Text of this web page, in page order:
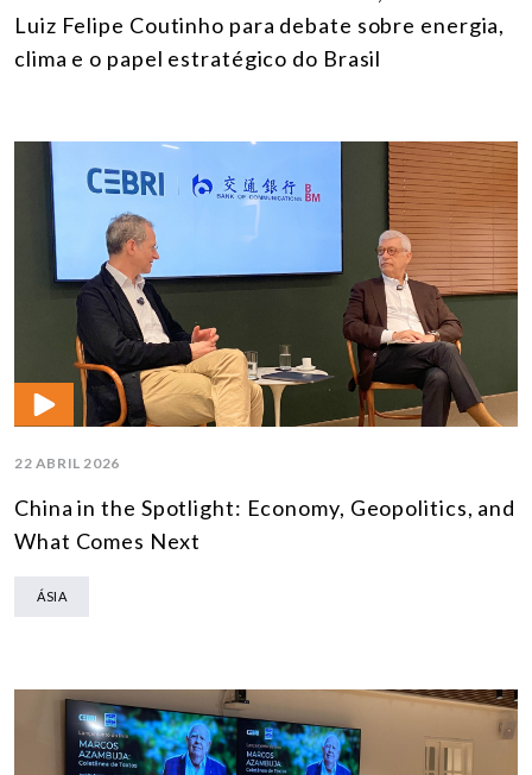
Luiz Felipe Coutinho para debate sobre energia,
clima e o papel estratégico do Brasil
22 ABRIL 2026
China in the Spotlight: Economy, Geopolitics, and
What Comes Next
ÁSIA